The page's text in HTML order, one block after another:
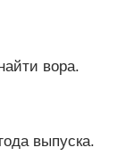
вора.
выпуска.